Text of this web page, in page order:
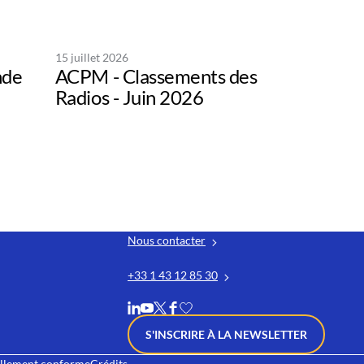
15 juillet 2026
ACPM - Classements des
Radios - Juin 2026
Nous contacter
+33 1 43 12 85 30
S'INSCRIRE À LA NEWSLETTER